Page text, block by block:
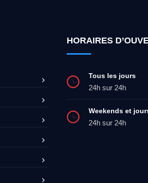
HORAIRES
Tous les jours
24h sur 24h
Weekends et
24h sur 24h